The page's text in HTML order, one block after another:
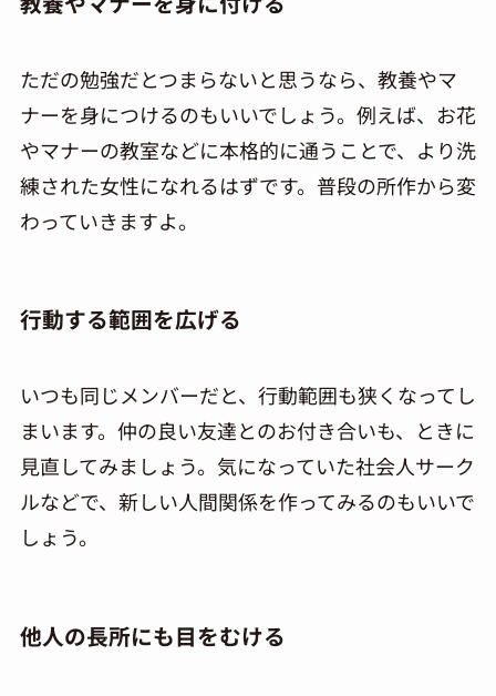
ただの勉強だとつまらないと思うなら、教養やマ
ナーを身につけるのもいいでしょう。例えば、お花
やマナーの教室などに本格的に通うことで、より洗
練された女性になれるはずです。普段の所作から変
わっていきますよ。
行動する範囲を広げる
いつも同じメンバーだと、行動範囲も狭くなってし
まいます。仲の良い友達とのお付き合いも、ときに
見直してみましょう。気になっていた社会人サーク
ルなどで、新しい人間関係を作ってみるのもいいで
しょう。
他人の長所にも目をむける